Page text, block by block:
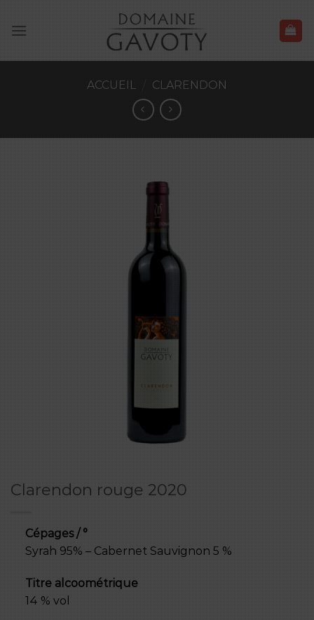
ACCUEIL CLARENDON
Clarendon rouge 2020
Cépages / °
Syrah 95% – Cabernet Sauvignon 5 %
Titre alcoométrique
14 % vol